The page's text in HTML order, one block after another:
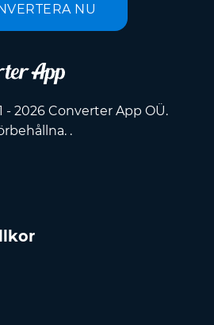
NU
- 2026 Converter App OÜ.
.